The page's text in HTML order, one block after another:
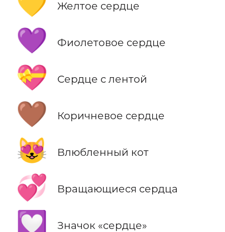
Желтое сердце
💜 Фиолетовое сердце
💝 Сердце с лентой
🤎 Коричневое сердце
😻 Влюбленный кот
💞 Вращающиеся сердца
💟 Значок «сердце»